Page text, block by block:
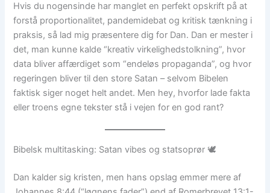
Hvis du nogensinde har manglet en perfekt opskrift på at
forstå proportionalitet, pandemidebat og kritisk tænkning i
praksis, så lad mig præsentere dig for Dan. Dan er mester i
det, man kunne kalde “kreativ virkelighedstolkning”, hvor
data bliver affærdiget som “endeløs propaganda”, og hvor
regeringen bliver til den store Satan – selvom Bibelen
faktisk siger noget helt andet. Men hey, hvorfor lade fakta
eller troens egne tekster stå i vejen for en god rant?
Bibelsk multitasking: Satan vibes og statsoprør 🕊️
Dan kalder sig kristen, men hans opslag emmer mere af